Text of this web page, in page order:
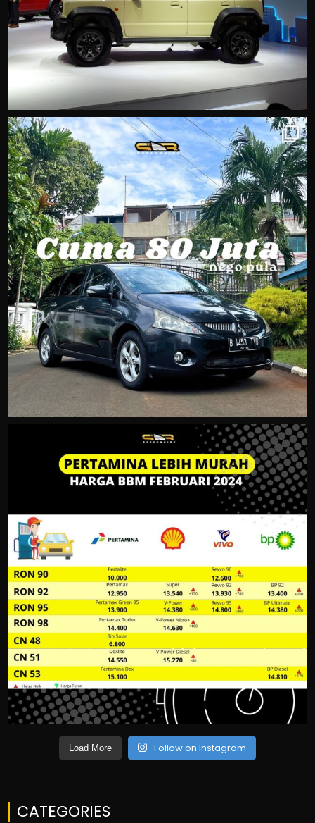
Load More Follow on Instagram
CATEGORIES